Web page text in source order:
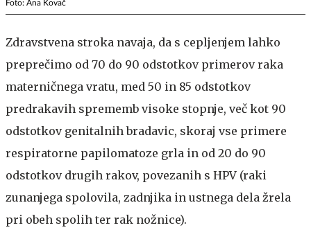
Foto: Ana Kovač
Zdravstvena stroka navaja, da s cepljenjem lahko
preprečimo od 70 do 90 odstotkov primerov raka
materničnega vratu, med 50 in 85 odstotkov
predrakavih sprememb visoke stopnje, več kot 90
odstotkov genitalnih bradavic, skoraj vse primere
respiratorne papilomatoze grla in od 20 do 90
odstotkov drugih rakov, povezanih s HPV (raki
zunanjega spolovila, zadnjika in ustnega dela žrela
pri obeh spolih ter rak nožnice).